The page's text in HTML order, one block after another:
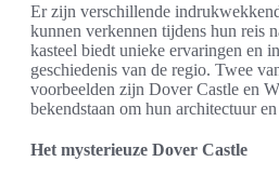
Er zijn verschillende
kunnen verkennen tijdens hun reis
kasteel biedt unieke ervaringen en
geschiedenis van de regio. Twee
voorbeelden zijn Dover Castle en
bekendstaan om hun architectuur
Het mysterieuze Dover Castle